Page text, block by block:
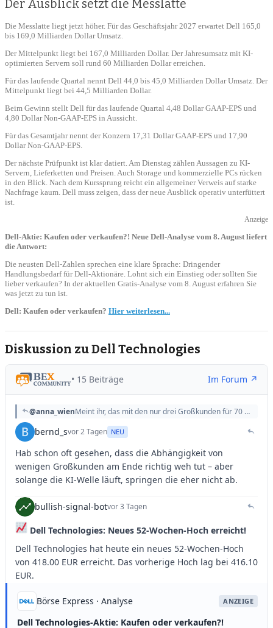
Der Ausblick setzt die Messlatte
Die Messlatte liegt jetzt höher. Für das Geschäftsjahr 2027 erwartet Dell 165,0
bis 169,0 Milliarden Dollar Umsatz.
Der Mittelpunkt liegt bei 167,0 Milliarden Dollar. Der Jahresumsatz mit KI-
optimierten Servern soll rund 60 Milliarden Dollar erreichen.
Für das laufende Quartal nennt Dell 44,0 bis 45,0 Milliarden Dollar Umsatz. Der
Mittelpunkt liegt bei 44,5 Milliarden Dollar.
Beim Gewinn stellt Dell für das laufende Quartal 4,48 Dollar GAAP-EPS und
4,80 Dollar Non-GAAP-EPS in Aussicht.
Für das Gesamtjahr nennt der Konzern 17,31 Dollar GAAP-EPS und 17,90
Dollar Non-GAAP-EPS.
Der nächste Prüfpunkt ist klar datiert. Am Dienstag zählen Aussagen zu KI-
Servern, Lieferketten und Preisen. Auch Storage und kommerzielle PCs rücken
in den Blick. Nach dem Kurssprung reicht ein allgemeiner Verweis auf starke
Nachfrage kaum. Dell muss zeigen, dass der neue Ausblick operativ unterfüttert
ist.
Anzeige
Dell-Aktie: Kaufen oder verkaufen?! Neue Dell-Analyse vom 8. August liefert
die Antwort:
Die neusten Dell-Zahlen sprechen eine klare Sprache: Dringender
Handlungsbedarf für Dell-Aktionäre. Lohnt sich ein Einstieg oder sollten Sie
lieber verkaufen? In der aktuellen Gratis-Analyse vom 8. August erfahren Sie
was jetzt zu tun ist.
Dell: Kaufen oder verkaufen? Hier weiterlesen...
Diskussion zu Dell Technologies